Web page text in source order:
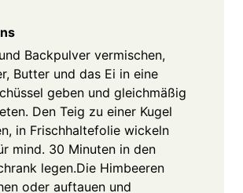
Backpulver vermischen,
Butter und das Ei in eine
geben und gleichmäßig
Den Teig zu einer Kugel
in Frischhaltefolie wickeln
mind. 30 Minuten in den
legen.Die Himbeeren
oder auftauen und